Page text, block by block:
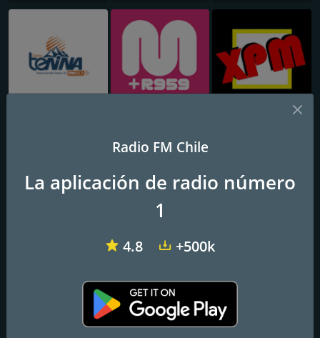
Radio TropiHits
Radio FM Chile
La aplicación de radio número
1
4.8 +500k